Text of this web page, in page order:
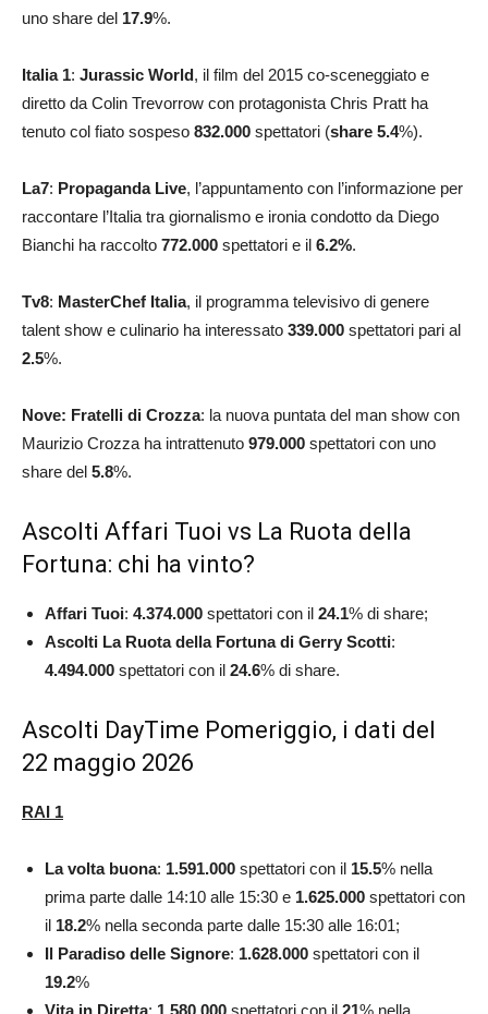
uno share del 17.9%.
Italia 1: Jurassic World, il film del 2015 co-sceneggiato e
diretto da Colin Trevorrow con protagonista Chris Pratt ha
tenuto col fiato sospeso 832.000 spettatori (share 5.4%).
La7: Propaganda Live, l’appuntamento con l’informazione per
raccontare l’Italia tra giornalismo e ironia condotto da Diego
Bianchi ha raccolto 772.000 spettatori e il 6.2%.
Tv8: MasterChef Italia, il programma televisivo di genere
talent show e culinario ha interessato 339.000 spettatori pari al
2.5%.
Nove: Fratelli di Crozza: la nuova puntata del man show con
Maurizio Crozza ha intrattenuto 979.000 spettatori con uno
share del 5.8%.
Ascolti Affari Tuoi vs La Ruota della
Fortuna: chi ha vinto?
Affari Tuoi: 4.374.000 spettatori con il 24.1% di share;
Ascolti La Ruota della Fortuna di Gerry Scotti:
4.494.000 spettatori con il 24.6% di share.
Ascolti DayTime Pomeriggio, i dati del
22 maggio 2026
RAI 1
La volta buona: 1.591.000 spettatori con il 15.5% nella
prima parte dalle 14:10 alle 15:30 e 1.625.000 spettatori con
il 18.2% nella seconda parte dalle 15:30 alle 16:01;
Il Paradiso delle Signore: 1.628.000 spettatori con il
19.2%
Vita in Diretta: 1.580.000 spettatori con il 21% nella